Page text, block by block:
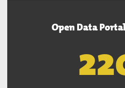
Open Data